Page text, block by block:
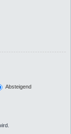
Absteigend